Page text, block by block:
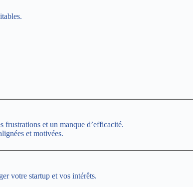
frustrations et un manque d’efficacité.
et motivées.
votre startup et vos intérêts.